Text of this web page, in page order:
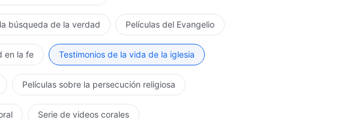
búsqueda de la verdad Películas del Evangelio
en la fe Testimonios de la vida de la iglesia
Películas sobre la persecución religiosa
Serie de videos corales